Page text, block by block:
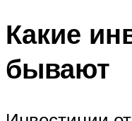
Какие
бывают